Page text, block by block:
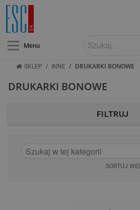
Menu
SKLEP / INNE / DRUKARKI BONOWE
FILTRUJ
DRUKARKI BONOWE
SORTUJ